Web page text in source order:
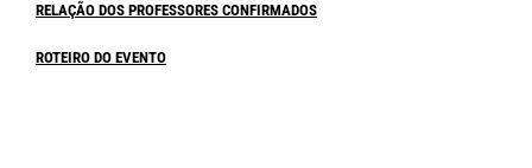
RELAÇÃO DOS PROFESSORES CONFIRMADOS
ROTEIRO DO EVENTO